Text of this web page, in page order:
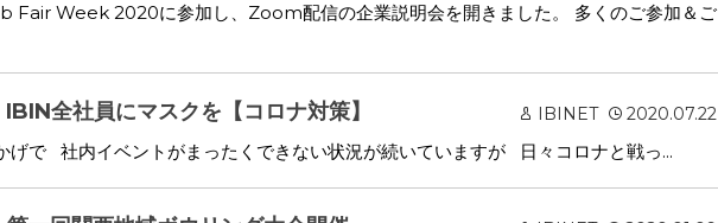
Fair Week 2020に参加し、Zoom配信の企業説明会を開きました。 多くのご参加＆ご
全社員にマスクを【コロナ対策】 IBINET 2020.07.22
げで 社内イベントがまったくできない状況が続いていますが 日々コロナと戦っ...